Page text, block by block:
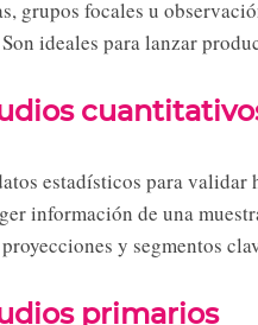
grupos focales u
ideales para lanzar
estadísticos para validar
información de una
y segmentos
primarios